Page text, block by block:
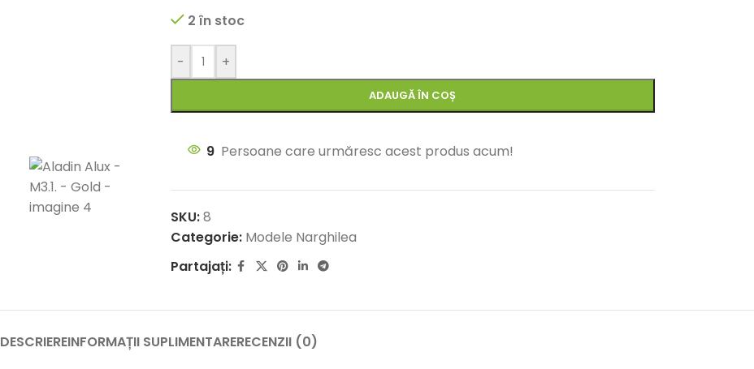
2 în stoc
- +
ADAUGĂ ÎN COȘ
9 Persoane care urmăresc acest produs acum!
SKU:8
Categorie: Modele Narghilea
Partajați:
DESCRIEREINFORMAȚII SUPLIMENTARERECENZII (0)